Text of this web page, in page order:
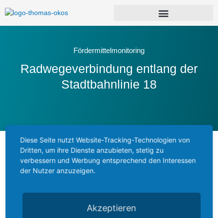
Inhalt
springen
Fördermittelmonitoring
Radwegeverbindung entlang der
Stadtbahnlinie 18
Höhe von 1.726.000 Euro gibt das Land 258.900
Diese Seite nutzt Website-Tracking-Technologien von
Dritten, um ihre Dienste anzubieten, stetig zu
verbessern und Werbung entsprechend den Interessen
der Nutzer anzuzeigen.
Akzeptieren